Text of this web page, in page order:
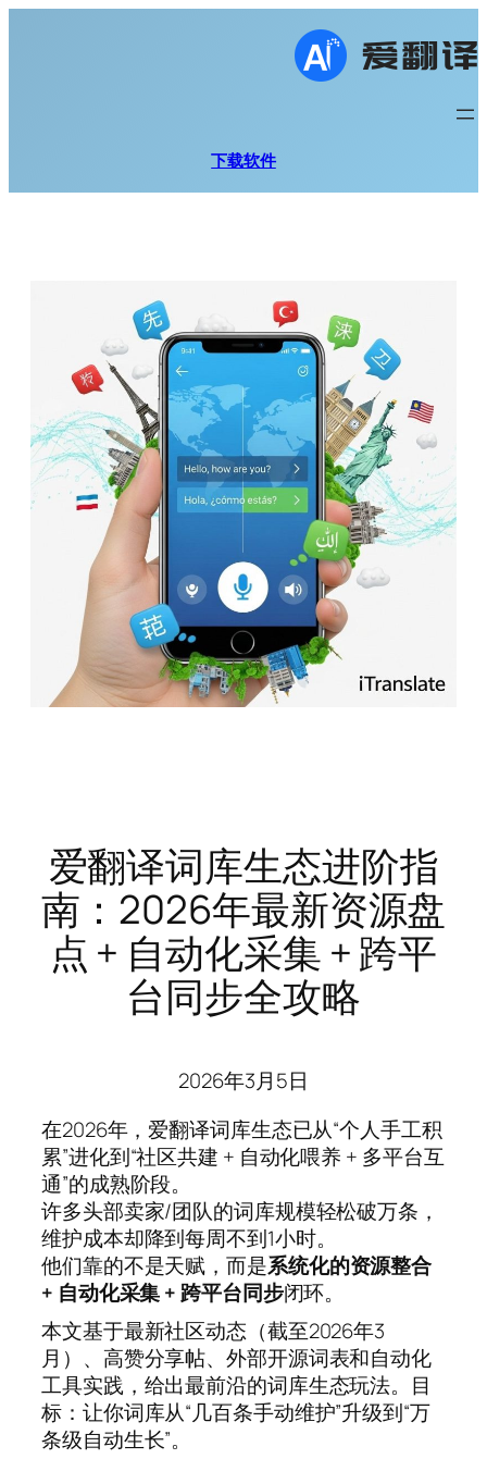
下载软件
爱翻译词库生态进阶指
南：2026年最新资源盘
点 + 自动化采集 + 跨平
台同步全攻略
2026年3月5日
在2026年，爱翻译词库生态已从“个人手工积
累”进化到“社区共建 + 自动化喂养 + 多平台互
通”的成熟阶段。
许多头部卖家/团队的词库规模轻松破万条，
维护成本却降到每周不到1小时。
他们靠的不是天赋，而是系统化的资源整合
+ 自动化采集 + 跨平台同步闭环。
本文基于最新社区动态（截至2026年3
月）、高赞分享帖、外部开源词表和自动化
工具实践，给出最前沿的词库生态玩法。目
标：让你词库从“几百条手动维护”升级到“万
条级自动生长”。